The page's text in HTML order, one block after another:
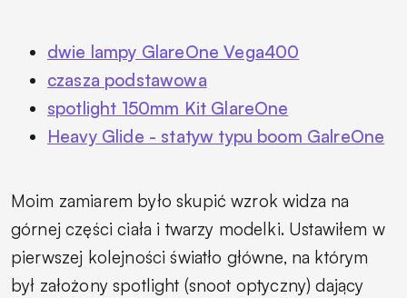
dwie lampy GlareOne Vega400
czasza podstawowa
spotlight 150mm Kit GlareOne
Heavy Glide - statyw typu boom GalreOne
Moim zamiarem było skupić wzrok widza na
górnej części ciała i twarzy modelki. Ustawiłem w
pierwszej kolejności światło główne, na którym
był założony spotlight (snoot optyczny) dający